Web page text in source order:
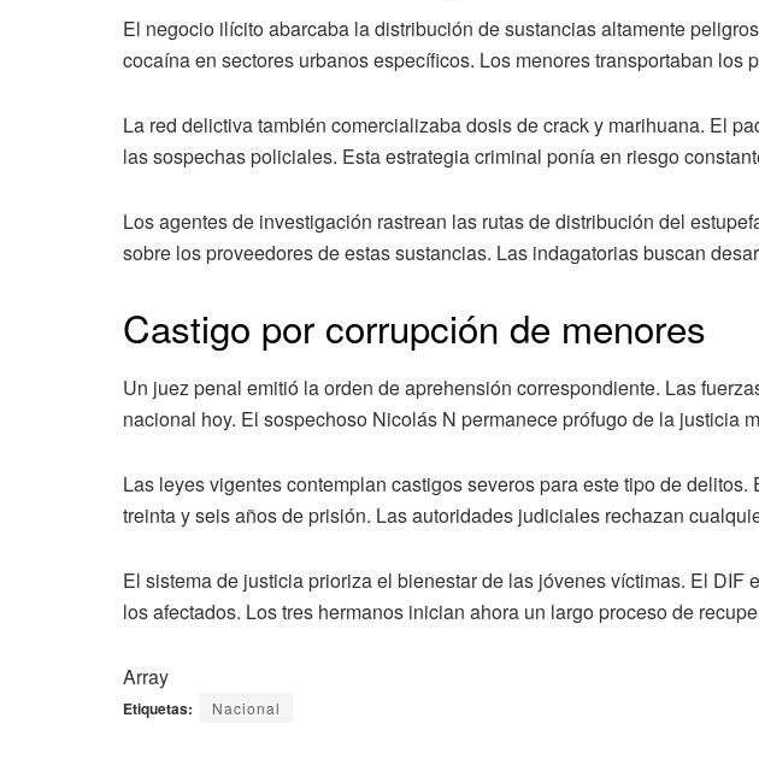
El negocio ilícito abarcaba la distribución de sustancias altamente
cocaína en sectores urbanos específicos. Los menores transportaban los
La red delictiva también comercializaba dosis de crack y marihuana. El
las sospechas policiales. Esta estrategia criminal ponía en riesgo
Los agentes de investigación rastrean las rutas de distribución del
sobre los proveedores de estas sustancias. Las indagatorias buscan
Castigo por corrupción de menores
Un juez penal emitió la orden de aprehensión correspondiente. Las
nacional hoy. El sospechoso Nicolás N permanece prófugo de la justicia
Las leyes vigentes contemplan castigos severos para este tipo de
treinta y seis años de prisión. Las autoridades judiciales rechazan
El sistema de justicia prioriza el bienestar de las jóvenes víctimas. El DIF
los afectados. Los tres hermanos inician ahora un largo proceso de
Array
Etiquetas: Nacional